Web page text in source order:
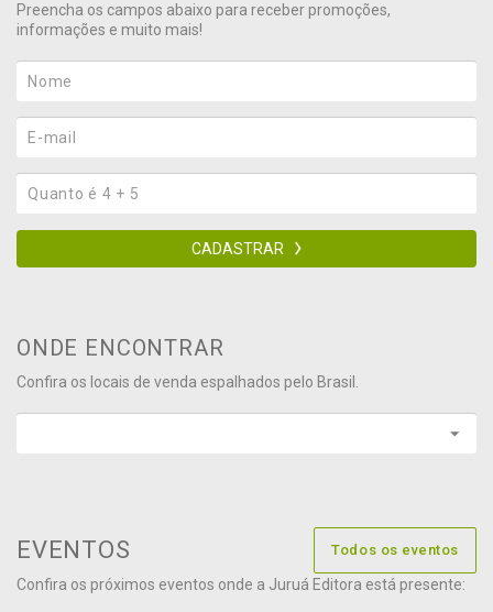
Preencha os campos abaixo para receber promoções,
informações e muito mais!
CADASTRAR
ONDE ENCONTRAR
Confira os locais de venda espalhados pelo Brasil.
EVENTOS Todos os eventos
Confira os próximos eventos onde a Juruá Editora está presente: